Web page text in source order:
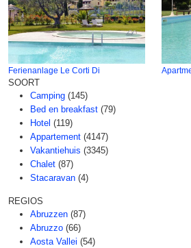
Ferienanlage Le Corti Di
SOORT
Camping (145)
Bed en breakfast (79)
Hotel (119)
Appartement (4147)
Vakantiehuis (3345)
Chalet (87)
Stacaravan (4)
REGIOS
Abruzzen (87)
Abruzzo (66)
Aosta Vallei (54)